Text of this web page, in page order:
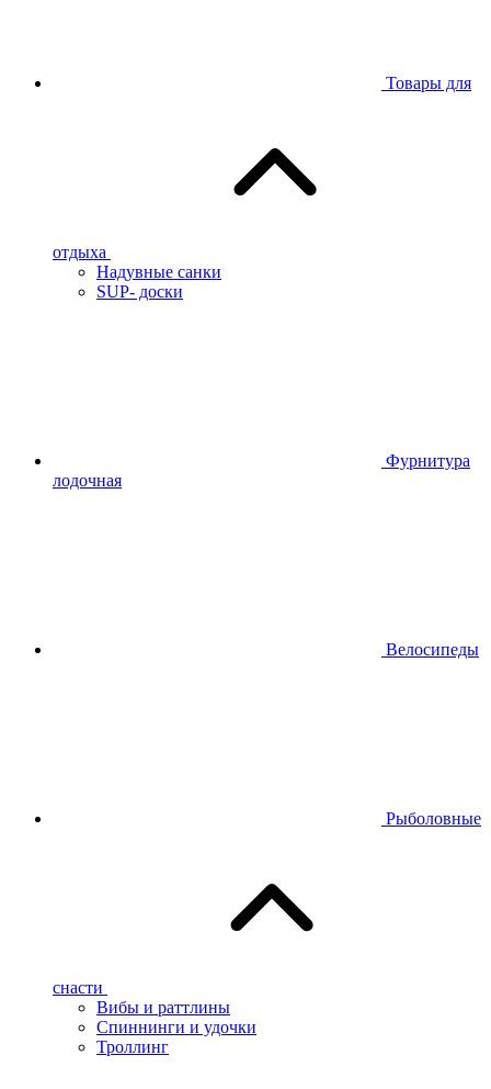
Товары для
отдыха
Надувные санки
SUP- доски
Фурнитура
лодочная
Велосипеды
Рыболовные
снасти
Вибы и раттлины
Спиннинги и удочки
Троллинг